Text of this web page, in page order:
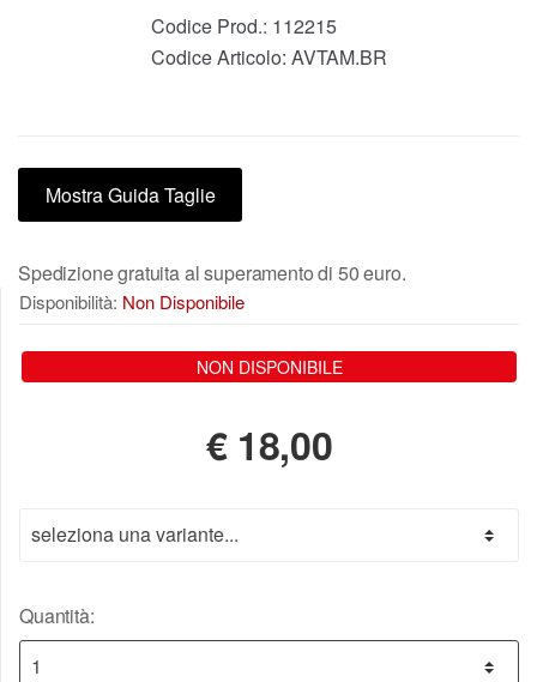
Codice Prod.: 112215
Codice Articolo: AVTAM.BR
Mostra Guida Taglie
Spedizione gratuita al superamento di 50 euro.
Disponibilità: Non Disponibile
NON DISPONIBILE
€ 18,00
Quantità: